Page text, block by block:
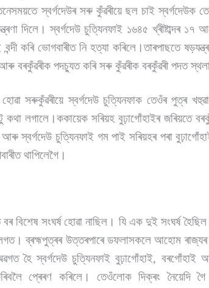
স্বৰ্গদেউৰ সৰু কুঁৱৰীয়ে ছল চাই স্বৰ্গদেউক
দিলে। স্বৰ্গদেউ চুত্যিনফাই ১৬৪৫ খ্ৰীষ্টাব্দৰ
কৰি ভোগবাৰীত নি হত্যা কৰিলে।তাৰপাছতে
বৰকুঁৱৰীক পদচ্যুত কৰি সৰু কুঁৱৰীক বৰকুঁৱৰী পদত
সৰুকুঁৱৰীয়ে স্বৰ্গদেউ চুত্যিনফাক তেওঁৰ পুত্ৰ
কথা লগালে।ককায়েক সৰিয়হ বুঢ়াগোঁহাইৰ জৰিয়তে
আৰু স্বৰ্গদেউ চুত্যিনফাই গম পাই সৰিয়হৰ পৰা
থাপিলেগৈ।
বিশেষ সংঘৰ্ষ হোৱা নাছিল। যি এক দুই সংঘৰ্ষ
ব্ৰহ্মপুত্ৰৰ উত্তৰপাৰে ডফলাসকলে আহোম ৰাজ্যৰ
হৈ স্বৰ্গদেউ চুত্যিনফাই বুঢ়াগোঁহাই, বৰগোঁহাই
প্ৰেৰণ কৰিলে। তেওঁলোক দিক্ৰং নৈয়েদি